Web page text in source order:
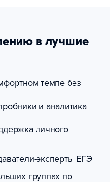
в лучшие
темпе без
и аналитика
личного
эксперты ЕГЭ
группах по